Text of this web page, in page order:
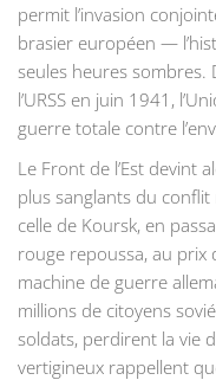
permit l’invasion
brasier européen —
seules heures sombres.
l’URSS en juin 1941,
guerre totale contre
Le Front de l’Est devint
plus sanglants du conflit
celle de Koursk, en
rouge repoussa, au prix
machine de guerre
millions de citoyens
soldats, perdirent la vie
vertigineux rappellent